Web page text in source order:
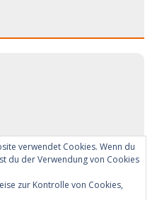
verwendet Cookies. Wenn du
du der Verwendung von Cookies
zur Kontrolle von Cookies,